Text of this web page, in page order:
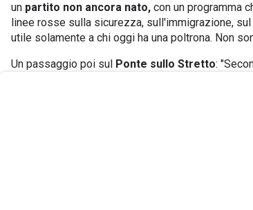
un partito non ancora nato, con un programma
linee rosse sulla sicurezza, sull'immigrazione,
utile solamente a chi oggi ha una poltrona. Non
Un passaggio poi sul Ponte sullo Stretto:
User
Consent
Focus